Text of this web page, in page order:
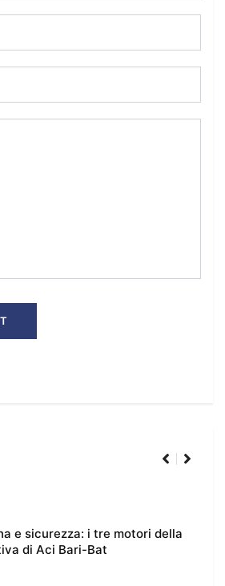
e sicurezza: i tre motori della
di Aci Bari-Bat